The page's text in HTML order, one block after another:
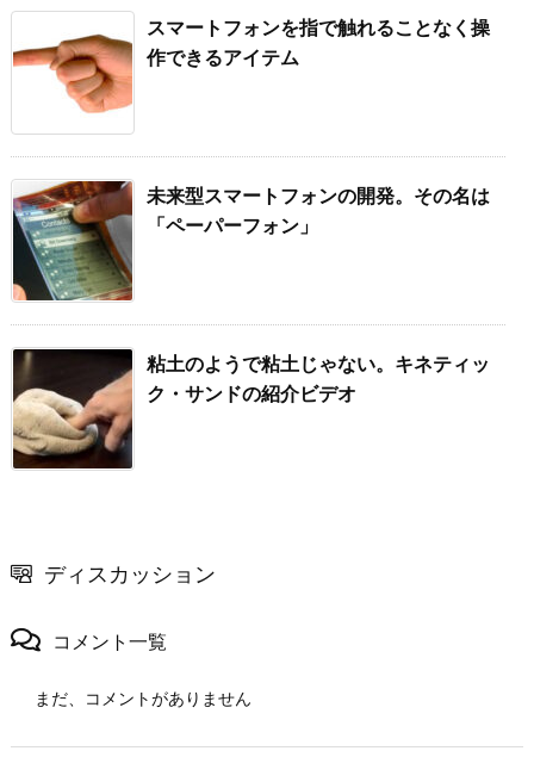
スマートフォンを指で触れることなく操
作できるアイテム
未来型スマートフォンの開発。その名は
「ペーパーフォン」
粘土のようで粘土じゃない。キネティッ
ク・サンドの紹介ビデオ
ディスカッション
コメント一覧
まだ、コメントがありません